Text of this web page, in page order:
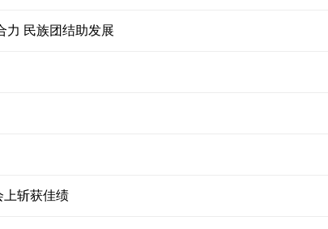
力 民族团结助发展
上斩获佳绩